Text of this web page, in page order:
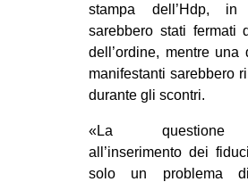
MEDIO ORIENTE
MONDO
EVENTI
in
Fb
stampa dell’Hdp, in
sarebbero stati fermati
dell’ordine, mentre una
manifestanti sarebbero
durante gli scontri.
«La questione
all’inserimento dei
solo un problema